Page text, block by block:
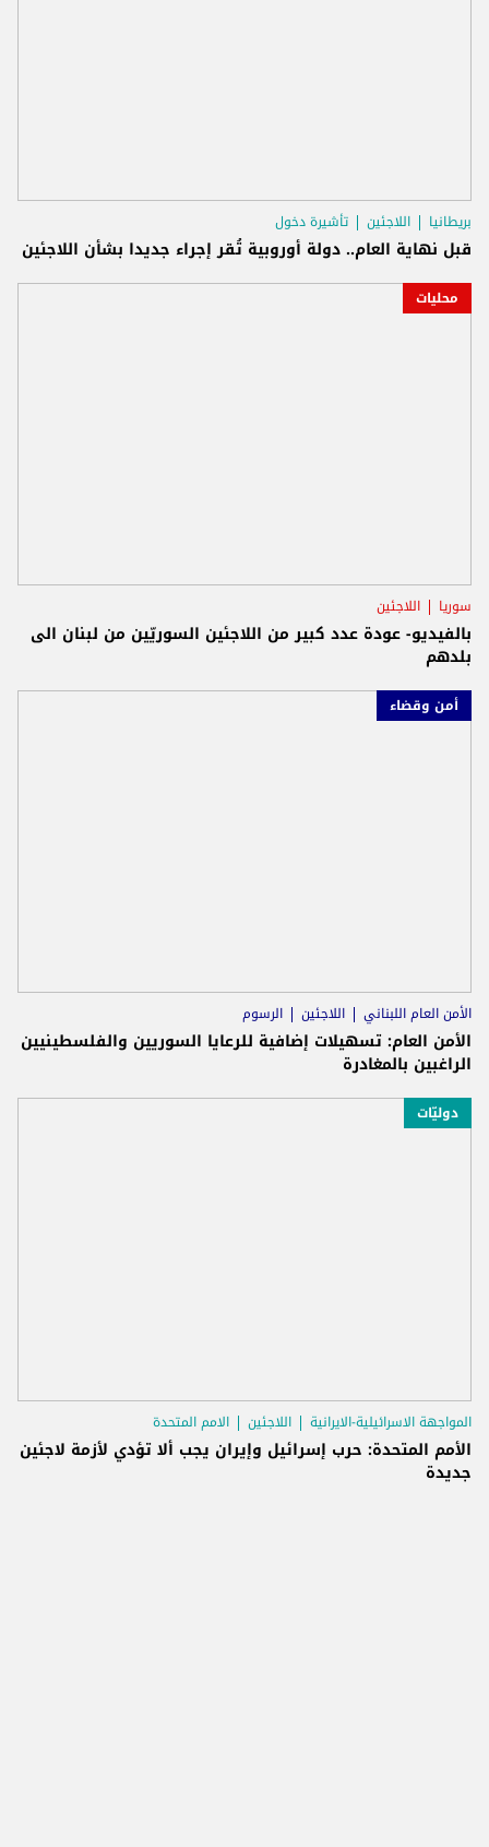
بريطانيا اللاجئين تأشيرة دخول
قبل نهاية العام.. دولة أوروبية تُقر إجراء جديدا بشأن اللاجئين
محليات
سوريا اللاجئين
بالفيديو- عودة عدد كبير من اللاجئين السوريّين من لبنان الى
بلدهم
أمن وقضاء
الأمن العام اللبناني اللاجئين الرسوم
الأمن العام: تسهيلات إضافية للرعايا السوريين والفلسطينيين
الراغبين بالمغادرة
دوليّات
المواجهة الاسرائيلية-الايرانية اللاجئين الامم المتحدة
الأمم المتحدة: حرب إسرائيل وإيران يجب ألا تؤدي لأزمة لاجئين
جديدة